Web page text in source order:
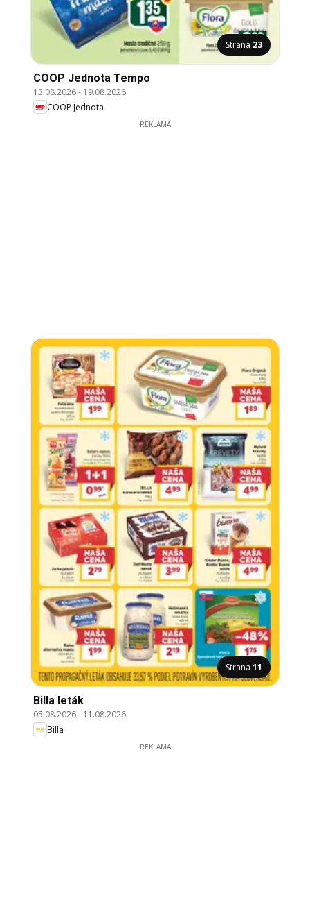
Strana 23
COOP Jednota Tempo
13.08.2026- 19.08.2026
COOP Jednota
REKLAMA
Strana 11
Billa leták
05.08.2026- 11.08.2026
Billa
REKLAMA